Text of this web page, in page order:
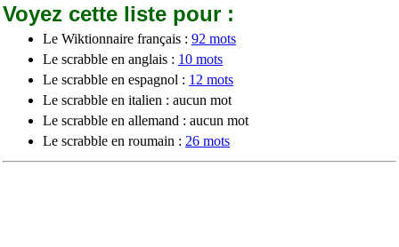
Voyez cette liste pour :
Le Wiktionnaire français : 92 mots
Le scrabble en anglais : 10 mots
Le scrabble en espagnol : 12 mots
Le scrabble en italien : aucun mot
Le scrabble en allemand : aucun mot
Le scrabble en roumain : 26 mots